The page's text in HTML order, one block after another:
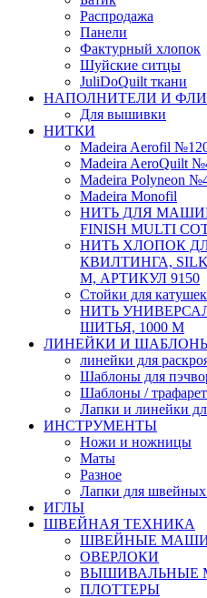
Распродажа
Панели
Фактурный хлопок
Шуйские ситцы
JuliDoQuilt ткани
НАПОЛНИТЕЛИ И
Для вышивки
НИТКИ
Madeira Aerofil
Madeira AeroQuilt
Madeira Polyneon
Мadeira Monofil
НИТЬ ДЛЯ
FINISH MULTI
НИТЬ ХЛОПОК
КВИЛТИНГА,
М, АРТИКУЛ 9150
Стойки для катушек
НИТЬ
ШИТЬЯ, 1000 М
ЛИНЕЙКИ И
линейки для
Шаблоны для
Шаблоны /
Лапки и линейки
ИНСТРУМЕНТЫ
Ножи и ножницы
Маты
Разное
Лапки для
ИГЛЫ
ШВЕЙНАЯ ТЕХНИКА
ШВЕЙНЫЕ
ОВЕРЛОКИ
ВЫШИВАЛЬНЫЕ
ПЛОТТЕРЫ